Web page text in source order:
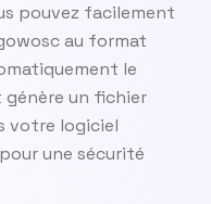
pouvez facilement
au format
le
génère un fichier
votre logiciel
une sécurité